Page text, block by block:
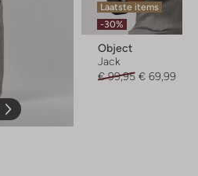
Laatste items
-30%
Object
Jack
€ 99,95 € 69,99